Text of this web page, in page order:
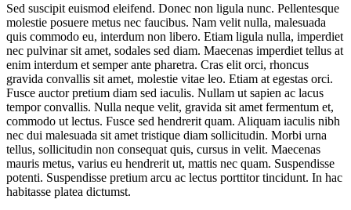
Sed suscipit euismod eleifend. Donec non ligula nunc. Pellentesque
molestie posuere metus nec faucibus. Nam velit nulla, malesuada
quis commodo eu, interdum non libero. Etiam ligula nulla, imperdiet
nec pulvinar sit amet, sodales sed diam. Maecenas imperdiet tellus at
enim interdum et semper ante pharetra. Cras elit orci, rhoncus
gravida convallis sit amet, molestie vitae leo. Etiam at egestas orci.
Fusce auctor pretium diam sed iaculis. Nullam ut sapien ac lacus
tempor convallis. Nulla neque velit, gravida sit amet fermentum et,
commodo ut lectus. Fusce sed hendrerit quam. Aliquam iaculis nibh
nec dui malesuada sit amet tristique diam sollicitudin. Morbi urna
tellus, sollicitudin non consequat quis, cursus in velit. Maecenas
mauris metus, varius eu hendrerit ut, mattis nec quam. Suspendisse
potenti. Suspendisse pretium arcu ac lectus porttitor tincidunt. In hac
habitasse platea dictumst.